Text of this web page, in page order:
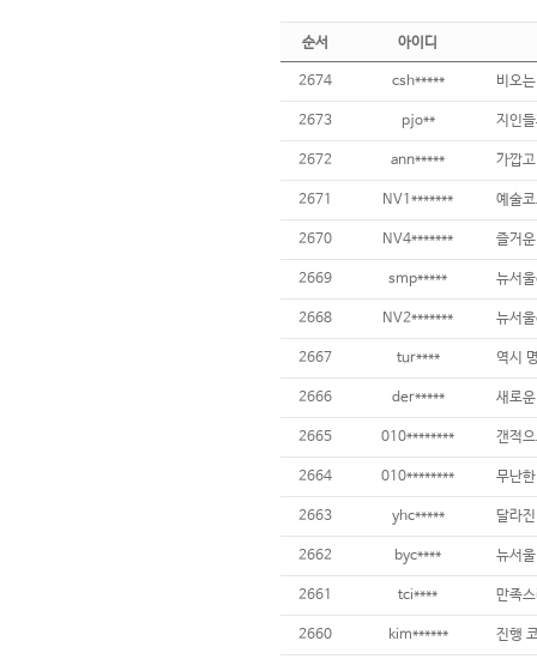
순서 아이디
2674 csh***** 비오
2673 pjo** 지인
2672 ann***** 가깝
2671 NV1******* 예술
2670 NV4******* 즐거
2669 smp***** 뉴서
2668 NV2******* 뉴서
2667 tur**** 역시
2666 der***** 새로
2665 010******** 갠적
2664 010******** 무난
2663 yhc***** 달라
2662 byc**** 뉴서
2661 tci**** 만족
2660 kim****** 진행